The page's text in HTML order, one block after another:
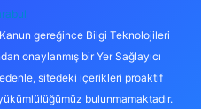
gereğince Bilgi Teknolojileri
onaylanmış bir Yer Sağlayıcı
sitedeki içerikleri proaktif
bulunmamaktadır.